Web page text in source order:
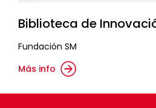
Biblioteca de
Fundación SM
Más info